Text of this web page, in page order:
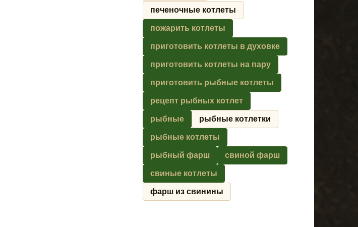
печеночные котлеты
пожарить котлеты
приготовить котлеты в духовке
приготовить котлеты на пару
приготовить рыбные котлеты
рецепт рыбных котлет
рыбные рыбные котлетки
рыбные котлеты
рыбный фарш свиной фарш
свиные котлеты
фарш из свинины